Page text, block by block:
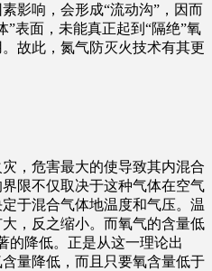
影响，会形成“流动沟”，因而
”表面，未能真正起到“隔绝”氧
故此，氮气防灭火技术有其更
，危害最大的使导致其内混合
限不仅取决于这种气体在空气
于混合气体地温度和气压。温
，反之缩小。而氧气的含量低
的降低。正是从这一理论出
量降低，而且只要氧含量低于